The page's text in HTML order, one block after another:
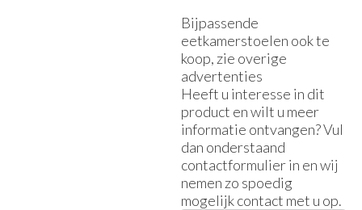
Bijpassende
eetkamerstoelen ook te
koop, zie overige
advertenties
Heeft u interesse in dit
product en wilt u meer
informatie ontvangen? Vul
dan onderstaand
contactformulier in en wij
nemen zo spoedig
mogelijk contact met u op.